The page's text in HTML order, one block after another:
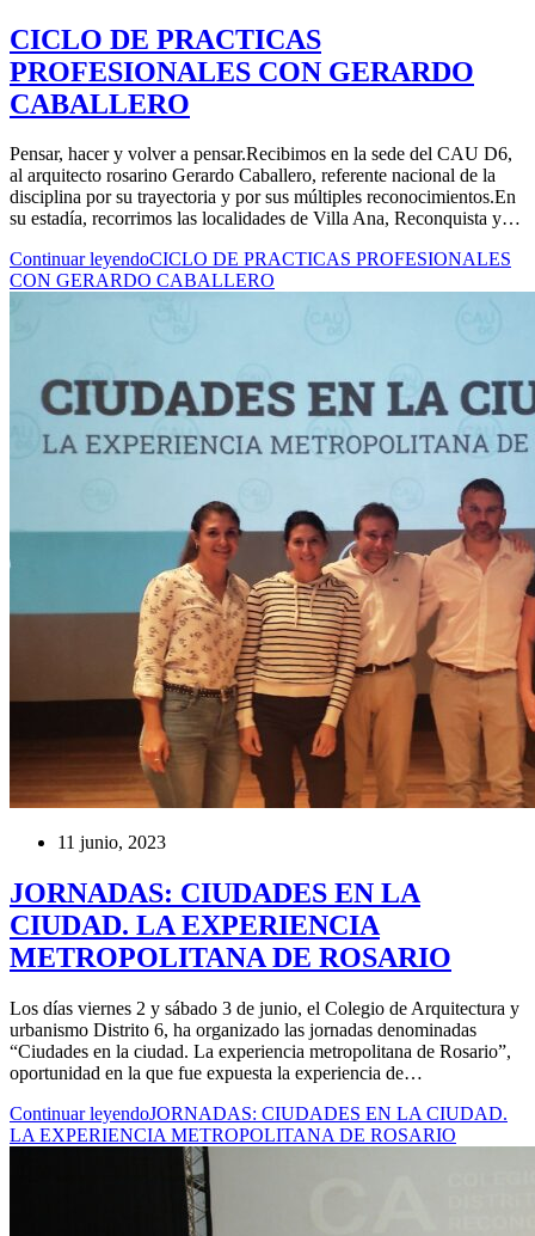
CICLO DE PRACTICAS
PROFESIONALES CON GERARDO
CABALLERO
Pensar, hacer y volver a pensar.Recibimos en la sede del CAU D6,
al arquitecto rosarino Gerardo Caballero, referente nacional de la
disciplina por su trayectoria y por sus múltiples reconocimientos.En
su estadía, recorrimos las localidades de Villa Ana, Reconquista y…
Continuar leyendoCICLO DE PRACTICAS PROFESIONALES
CON GERARDO CABALLERO
11 junio, 2023
JORNADAS: CIUDADES EN LA
CIUDAD. LA EXPERIENCIA
METROPOLITANA DE ROSARIO
Los días viernes 2 y sábado 3 de junio, el Colegio de Arquitectura y
urbanismo Distrito 6, ha organizado las jornadas denominadas
“Ciudades en la ciudad. La experiencia metropolitana de Rosario”,
oportunidad en la que fue expuesta la experiencia de…
Continuar leyendoJORNADAS: CIUDADES EN LA CIUDAD.
LA EXPERIENCIA METROPOLITANA DE ROSARIO